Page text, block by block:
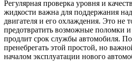
Регулярная проверка уровня и
жидкости важна для поддержания
двигателя и его охлаждения. Это не
предотвратить возможные поломки
продлит срок службы автомобиля.
пренебрегать этой простой, но
началом эксплуатации нового